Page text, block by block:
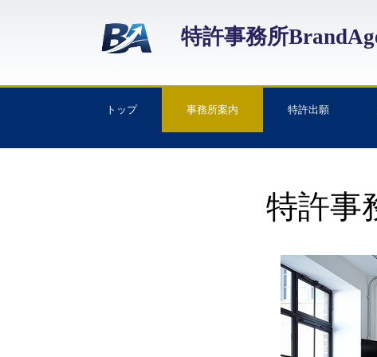
特許事務所
トップ 事務所案内 特許出願
特許事